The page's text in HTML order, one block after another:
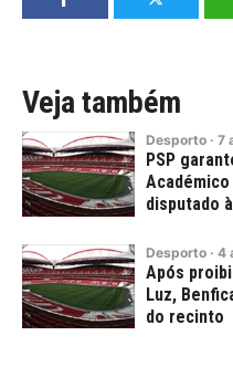
Veja também
Desporto · 7
PSP
disputado
Desporto · 4
Após
Luz,
do recinto